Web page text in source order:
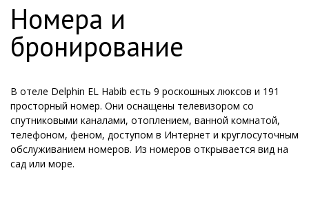
Номера и
бронирование
В отеле Delphin EL Habib есть 9 роскошных люксов и 191
просторный номер. Они оснащены телевизором со
спутниковыми каналами, отоплением, ванной комнатой,
телефоном, феном, доступом в Интернет и круглосуточным
обслуживанием номеров. Из номеров открывается вид на
сад или море.